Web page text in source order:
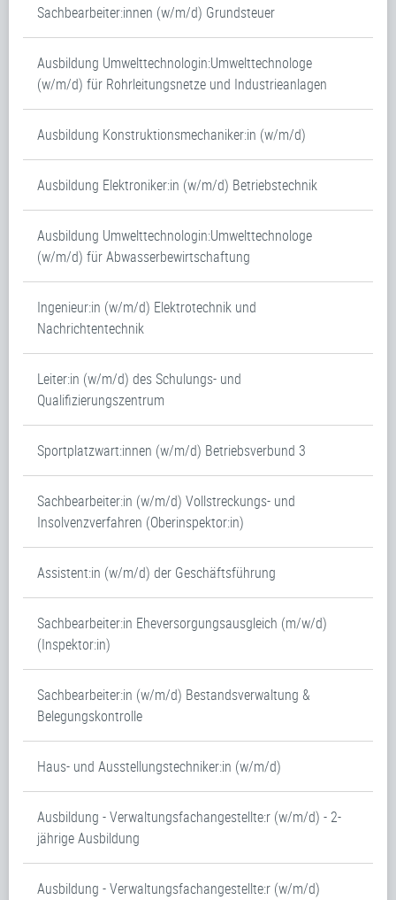
Sachbearbeiter:innen (w/m/d) Grundsteuer
Ausbildung Umwelttechnologin:Umwelttechnologe
(w/m/d) für Rohrleitungsnetze und Industrieanlagen
Ausbildung Konstruktionsmechaniker:in (w/m/d)
Ausbildung Elektroniker:in (w/m/d) Betriebstechnik
Ausbildung Umwelttechnologin:Umwelttechnologe
(w/m/d) für Abwasserbewirtschaftung
Ingenieur:in (w/m/d) Elektrotechnik und
Nachrichtentechnik
Leiter:in (w/m/d) des Schulungs- und
Qualifizierungszentrum
Sportplatzwart:innen (w/m/d) Betriebsverbund 3
Sachbearbeiter:in (w/m/d) Vollstreckungs- und
Insolvenzverfahren (Oberinspektor:in)
Assistent:in (w/m/d) der Geschäftsführung
Sachbearbeiter:in Eheversorgungsausgleich (m/w/d)
(Inspektor:in)
Sachbearbeiter:in (w/m/d) Bestandsverwaltung &
Belegungskontrolle
Haus- und Ausstellungstechniker:in (w/m/d)
Ausbildung - Verwaltungsfachangestellte:r (w/m/d) - 2-
jährige Ausbildung
Ausbildung - Verwaltungsfachangestellte:r (w/m/d)